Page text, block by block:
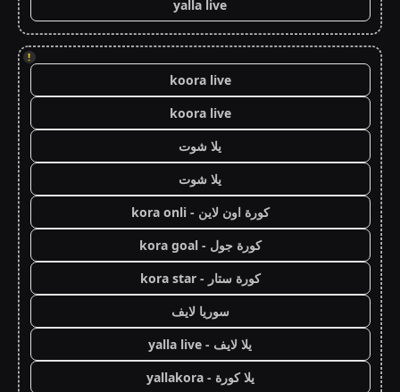
yalla live
!
koora live
koora live
يلا شوت
يلا شوت
كورة اون لاين - kora onli
كورة جول - kora goal
كورة ستار - kora star
سوريا لايف
يلا لايف - yalla live
يلا كورة - yallakora